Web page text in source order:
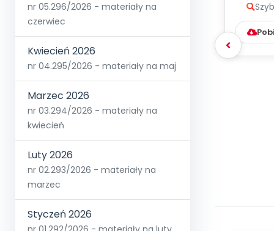
nr 05.296/2026 - materiały na
czerwiec
Kwiecień 2026
nr 04.295/2026 - materiały na maj
Marzec 2026
nr 03.294/2026 - materiały na
kwiecień
Luty 2026
nr 02.293/2026 - materiały na
marzec
Styczeń 2026